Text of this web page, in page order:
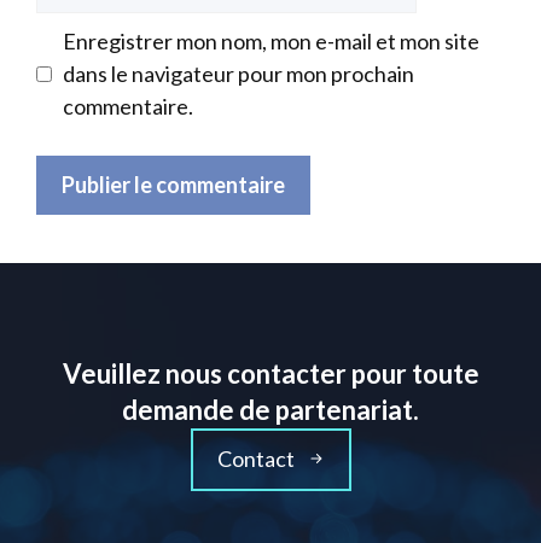
Enregistrer mon nom, mon e-mail et mon site
dans le navigateur pour mon prochain
commentaire.
Veuillez nous contacter pour toute
demande de partenariat.
Contact